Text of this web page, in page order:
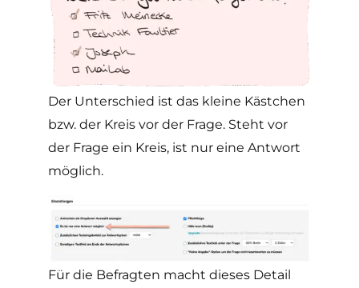
Der Unterschied ist das kleine Kästchen
bzw. der Kreis vor der Frage. Steht vor
der Frage ein Kreis, ist nur eine Antwort
möglich.
Für die Befragten macht dieses Detail